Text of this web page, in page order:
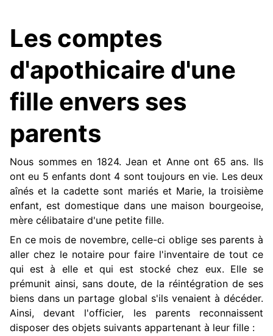
Les comptes
d'apothicaire d'une
fille envers ses
parents
Nous sommes en 1824. Jean et Anne ont 65 ans. Ils
ont eu 5 enfants dont 4 sont toujours en vie. Les deux
aînés et la cadette sont mariés et Marie, la troisième
enfant, est domestique dans une maison bourgeoise,
mère célibataire d'une petite fille.
En ce mois de novembre, celle-ci oblige ses parents à
aller chez le notaire pour faire l'inventaire de tout ce
qui est à elle et qui est stocké chez eux. Elle se
prémunit ainsi, sans doute, de la réintégration de ses
biens dans un partage global s'ils venaient à décéder.
Ainsi, devant l'officier, les parents reconnaissent
disposer des objets suivants appartenant à leur fille :